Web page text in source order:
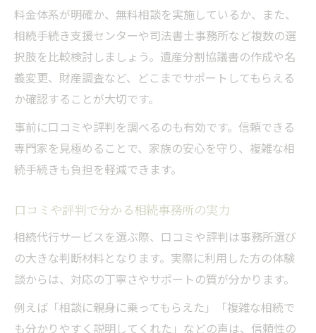
料金体系が明確か、無料相談を実施しているか、また、
相続手続き支援センターや司法書士事務所など複数の選
択肢を比較検討しましょう。遺産分割協議書の作成や名
義変更、財産調査など、どこまでサポートしてもらえる
か確認することが大切です。
事前に口コミや評判を調べるのも有効です。信頼できる
専門家を見極めることで、家族の安心を守り、複雑な相
続手続きも負担を軽減できます。
口コミや評判で分かる相続事務所の実力
相続代行サービスを選ぶ際、口コミや評判は事務所選び
の大きな判断材料となります。実際に利用した方の体験
談からは、対応の丁寧さやサポートの質が分かります。
例えば「相談に親身に乗ってもらえた」「複雑な相続で
も分かりやすく説明してくれた」などの声は、信頼性の